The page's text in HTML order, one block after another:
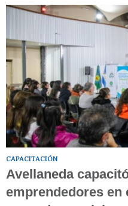
CAPACITACIÓN
Avellaneda
emprendedores en